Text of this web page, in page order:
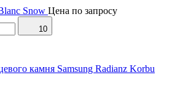
Snow Цена по запросу
10